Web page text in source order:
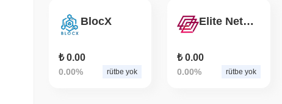
BlocX
₺ 0.00
0.00% rütbe yok
Elite Network
₺ 0.00
0.00% rütbe yok